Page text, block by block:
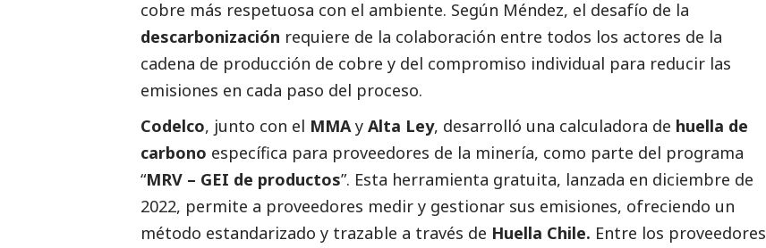
cobre más respetuosa con el ambiente. Según Méndez, el desafío de la
descarbonización requiere de la colaboración entre todos los actores de la
cadena de producción de cobre y del compromiso individual para reducir las
emisiones en cada paso del proceso.
Codelco, junto con el MMAy Alta Ley, desarrolló una calculadora de huella de
carbono específica para proveedores de la minería, como parte del programa
“MRV – GEI de productos”. Esta herramienta gratuita, lanzada en diciembre de
2022, permite a proveedores medir y gestionar sus emisiones, ofreciendo un
método estandarizado y trazable a través de Huella Chile. Entre los proveedores